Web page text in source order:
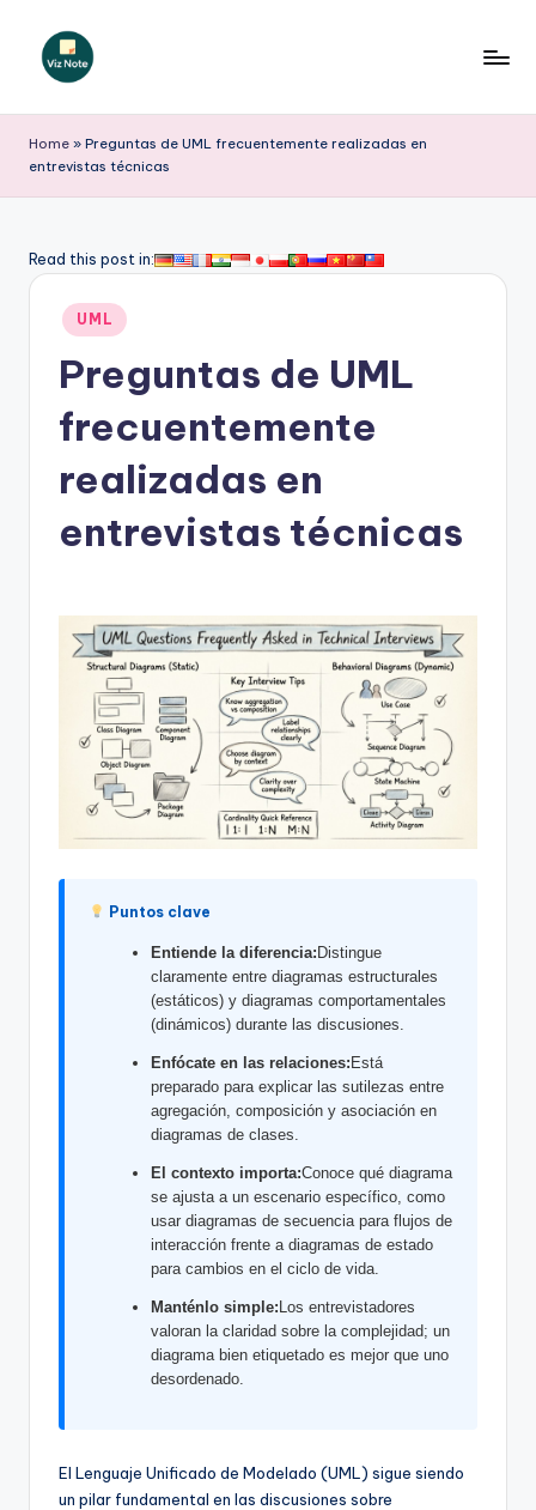
Saltar
iz
N
t
A
Home » Preguntas de UML frecuentemente realizadas en
entrevistas técnicas
Read this post in:
Publicado
en
UML
Preguntas de UML
frecuentemente
realizadas en
entrevistas técnicas
Puntos clave
Entiende la diferencia: Distingue
claramente entre diagramas estructurales
(estáticos) y diagramas comportamentales
(dinámicos) durante las discusiones.
Enfócate en las relaciones: Está
preparado para explicar las sutilezas entre
agregación, composición y asociación en
diagramas de clases.
El contexto importa:Conoce qué diagrama
se ajusta a un escenario específico, como
usar diagramas de secuencia para flujos de
interacción frente a diagramas de estado
para cambios en el ciclo de vida.
Manténlo simple: Los entrevistadores
valoran la claridad sobre la complejidad; un
diagrama bien etiquetado es mejor que uno
desordenado.
El Lenguaje Unificado de Modelado (UML) sigue siendo
un pilar fundamental en las discusiones sobre